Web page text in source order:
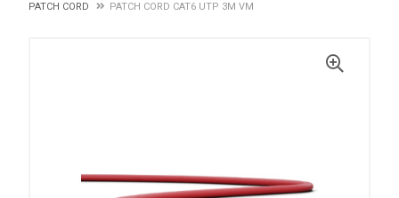
PATCH CORD
PATCH CORD CAT6 UTP 3M VM